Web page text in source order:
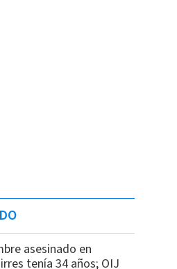
asesinado en
tenía 34 años; OIJ